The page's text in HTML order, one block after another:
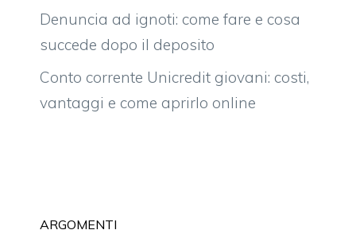
7 Settembre 2011 di zaghor